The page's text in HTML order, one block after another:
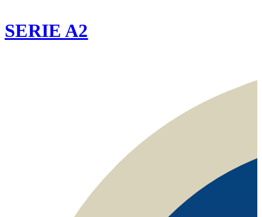
SERIE A2